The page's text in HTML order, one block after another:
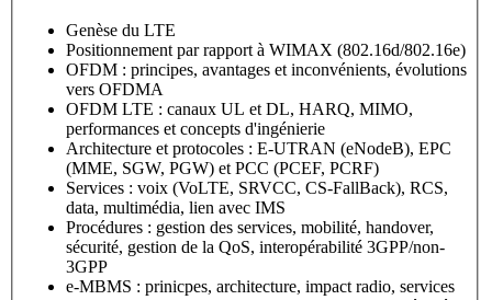
Genèse du LTE
Positionnement par rapport à WIMAX (802.16d/802.16e)
OFDM : principes, avantages et inconvénients, évolutions
vers OFDMA
OFDM LTE : canaux UL et DL, HARQ, MIMO,
performances et concepts d'ingénierie
Architecture et protocoles : E-UTRAN (eNodeB), EPC
(MME, SGW, PGW) et PCC (PCEF, PCRF)
Services : voix (VoLTE, SRVCC, CS-FallBack), RCS,
data, multimédia, lien avec IMS
Procédures : gestion des services, mobilité, handover,
sécurité, gestion de la QoS, interopérabilité 3GPP/non-
3GPP
e-MBMS : prinicpes, architecture, impact radio, services